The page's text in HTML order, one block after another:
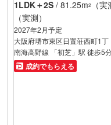
1LDK＋2S / 81.25m2
（
（実測）
2027年2月予定
大阪府堺市東区日置荘西町1丁
南海高野線 「初芝」駅 徒歩5
成約でもらえる